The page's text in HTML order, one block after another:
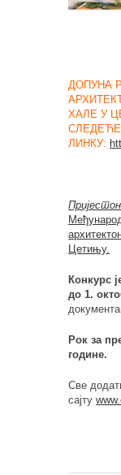
ДОПУНА
ХАЛЕ У
ЛИНКУ:
Цетињу.
Конкурс
до 1.
Рок за
године.
Све
сајту